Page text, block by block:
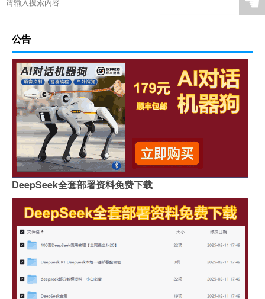
公告
DeepSeek全套部署资料免费下载